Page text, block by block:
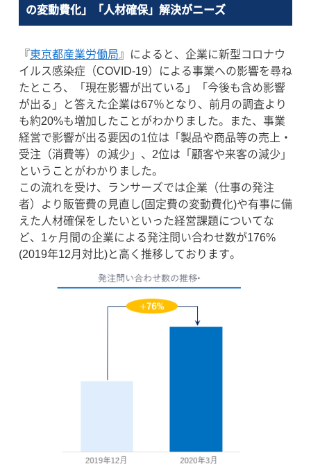
の変動費化」「人材確保」解決がニーズ
『東京都産業労働局 』によると、企業に新型コロナウ
イルス感染症（COVID-19）による事業への影響を尋ね
たところ、「現在影響が出ている」「今後も含め影響
が出る」と答えた企業は67％となり、前月の調査より
も約20%も増加したことがわかりました。また、事業
経営で影響が出る要因の1位は「製品や商品等の売上・
受注（消費等）の減少」、2位は「顧客や来客の減少」
ということがわかりました。
この流れを受け、ランサーズでは企業（仕事の発注
者）より販管費の見直し(固定費の変動費化)や有事に備
えた人材確保をしたいといった経営課題についてな
ど、1ヶ月間の企業による発注問い合わせ数が176%
(2019年12月対比)と高く推移しております。